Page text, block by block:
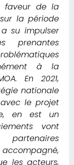
faveur de la
la période
a su impulser
prenantes
à la
En 2021,
nationale
le projet
en est un
vont
les acteurs,